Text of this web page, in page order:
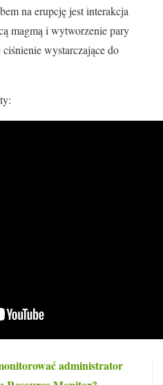
na erupcję jest interakcja
magmą i wytworzenie pary
wystarczające do
administrator